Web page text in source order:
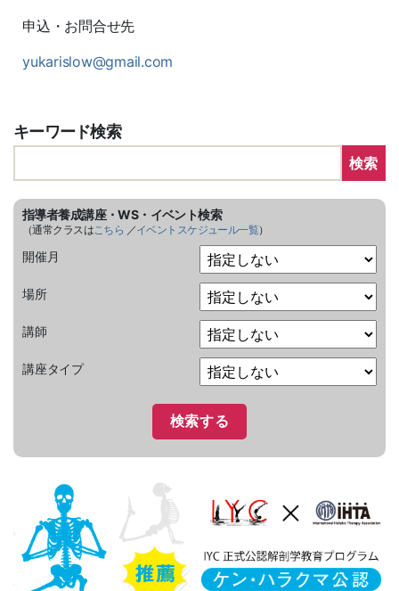
申込・お問合せ先
yukarislow@gmail.com
キーワード検索
検索
指導者養成講座・WS・イベント検索
（通常クラスはこちら ／イベントスケジュール一覧）
開催月
場所
講師
講座タイプ